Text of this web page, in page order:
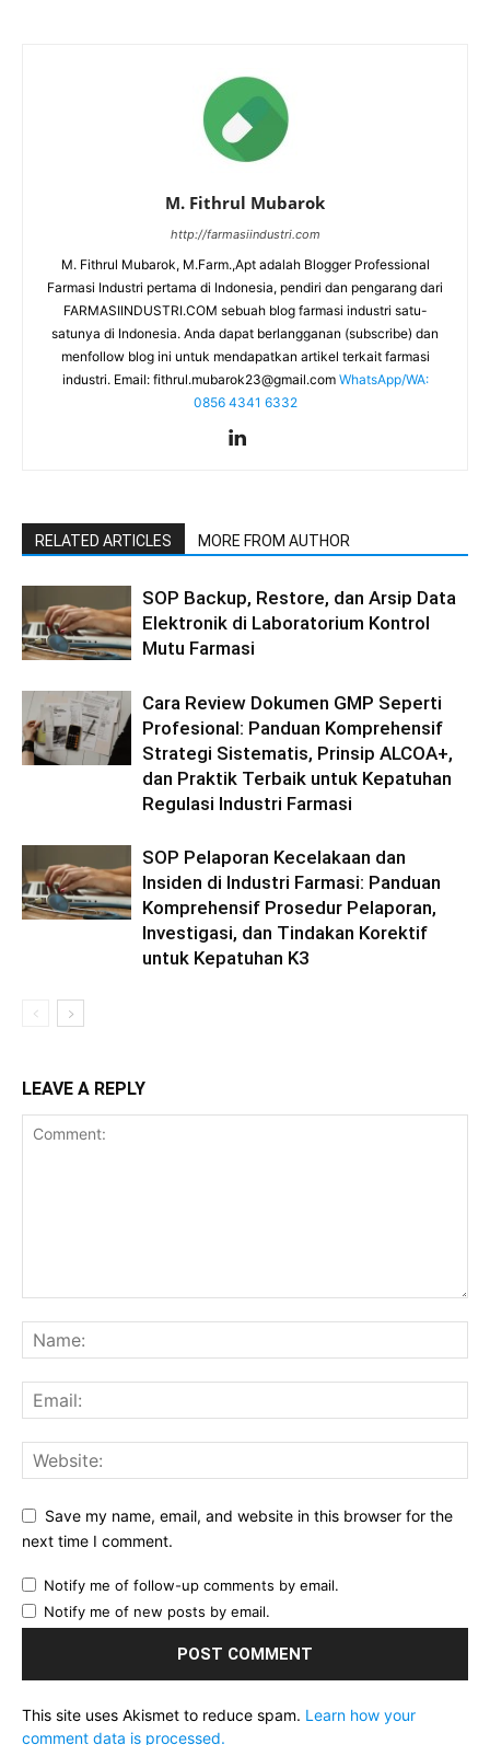
M. Fithrul Mubarok
http://farmasiindustri.com
M. Fithrul Mubarok, M.Farm.,Apt adalah Blogger Professional
Farmasi Industri pertama di Indonesia, pendiri dan pengarang dari
FARMASIINDUSTRI.COM sebuah blog farmasi industri satu-
satunya di Indonesia. Anda dapat berlangganan (subscribe) dan
menfollow blog ini untuk mendapatkan artikel terkait farmasi
industri. Email: fithrul.mubarok23@gmail.com WhatsApp/WA:
0856 4341 6332
RELATED ARTICLES MORE FROM AUTHOR
SOP Backup, Restore, dan Arsip Data
Elektronik di Laboratorium Kontrol
Mutu Farmasi
Cara Review Dokumen GMP Seperti
Profesional: Panduan Komprehensif
Strategi Sistematis, Prinsip ALCOA+,
dan Praktik Terbaik untuk Kepatuhan
Regulasi Industri Farmasi
SOP Pelaporan Kecelakaan dan
Insiden di Industri Farmasi: Panduan
Komprehensif Prosedur Pelaporan,
Investigasi, dan Tindakan Korektif
untuk Kepatuhan K3
LEAVE A REPLY
Save my name, email, and website in this browser for the
next time I comment.
Notify me of follow-up comments by email.
Notify me of new posts by email.
This site uses Akismet to reduce spam. Learn how your
comment data is processed.